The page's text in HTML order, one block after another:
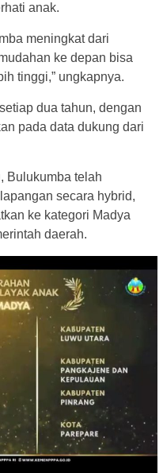
anak.
meningkat dari
ke depan bisa
tinggi,” ungkapnya.
dua tahun, dengan
pada data dukung dari
Bulukumba telah
secara hybrid,
ke kategori Madya
daerah.